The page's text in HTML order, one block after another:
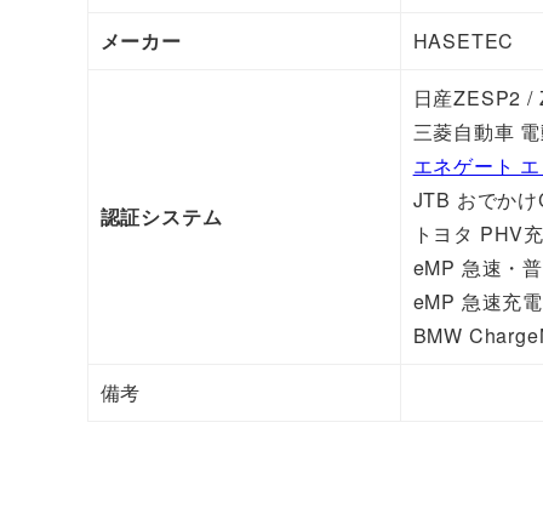
メーカー HASETEC
認証システム
日産ZESP2 /
三菱自動車
エネゲート
JTB おでか
トヨタ PHV
eMP 急速・
eMP 急速充
BMW
備考